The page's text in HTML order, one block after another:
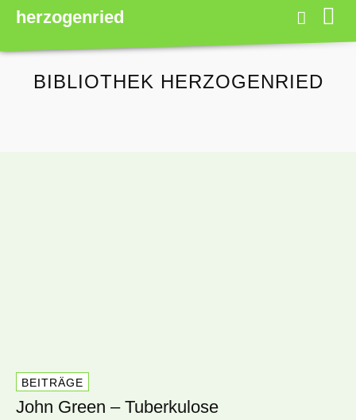
herzogenried
BIBLIOTHEK HERZOGENRIED
BEITRÄGE
John Green – Tuberkulose